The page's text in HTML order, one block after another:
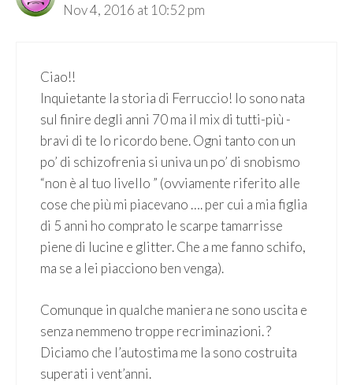
Nov 4, 2016 at 10:52 pm
Ciao!!
Inquietante la storia di Ferruccio! Io sono nata
sul finire degli anni 70 ma il mix di tutti-più -
bravi di te lo ricordo bene. Ogni tanto con un
po’ di schizofrenia si univa un po’ di snobismo
“non è al tuo livello ” (ovviamente riferito alle
cose che più mi piacevano …. per cui a mia figlia
di 5 anni ho comprato le scarpe tamarrisse
piene di lucine e glitter. Che a me fanno schifo,
ma se a lei piacciono ben venga).
Comunque in qualche maniera ne sono uscita e
senza nemmeno troppe recriminazioni. ?
Diciamo che l’autostima me la sono costruita
superati i vent’anni.